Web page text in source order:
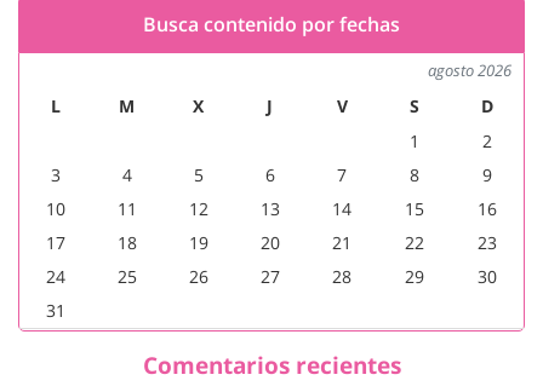
Busca contenido por fechas
agosto 2026
L M X J V S
D
1
2
3
4 5 6 7 8
9
10
11 12 13 14 15
16
17
18 19 20 21 22
23
24
25 26 27 28 29
30
31
Comentarios recientes